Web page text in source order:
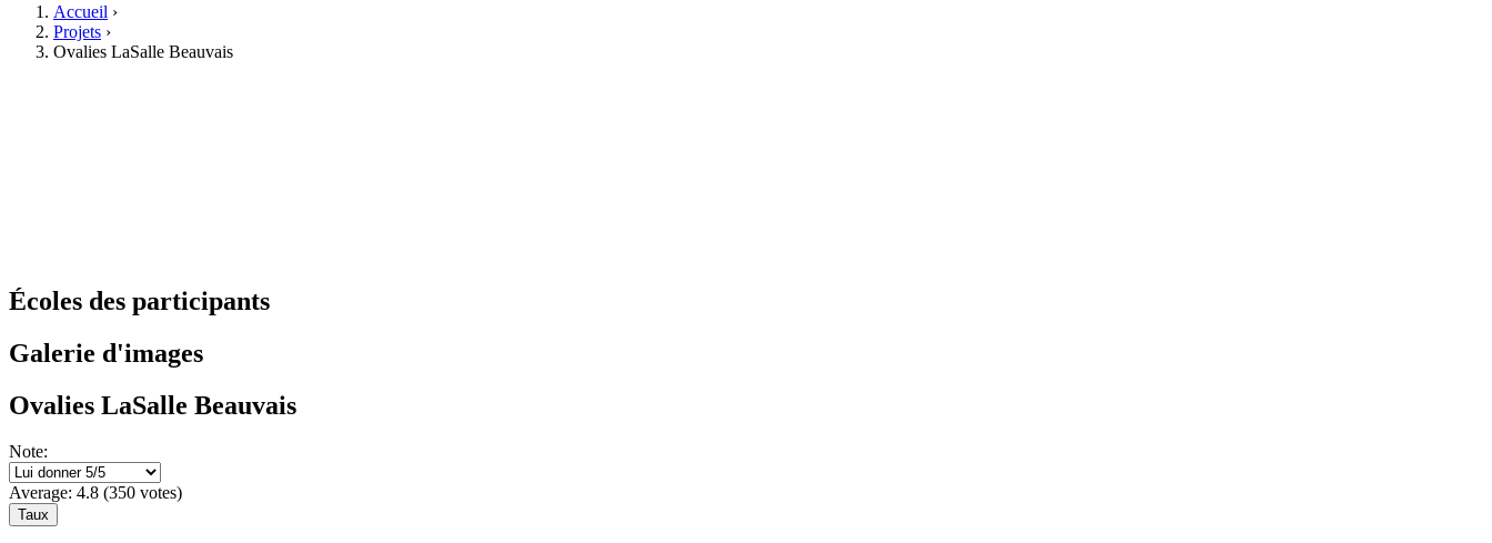
Accueil ›
Projets ›
Ovalies LaSalle Beauvais
Écoles des participants
Galerie d'images
Ovalies LaSalle Beauvais
Note:
Average: 4.8 (350 votes)